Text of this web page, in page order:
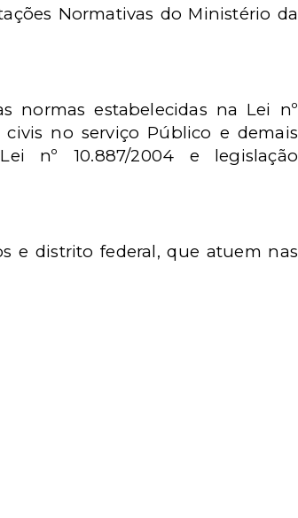
Normativas do Ministério da
normas estabelecidas na Lei nº
no serviço Público e demais
nº 10.887/2004 e legislação
e distrito federal, que atuem nas